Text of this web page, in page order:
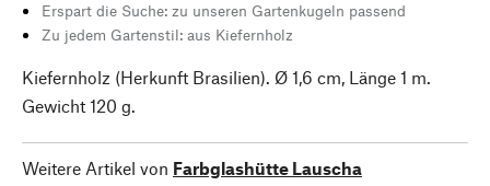
Erspart die Suche: zu unseren Gartenkugeln passend
Zu jedem Gartenstil: aus Kiefernholz
Kiefernholz (Herkunft Brasilien). Ø 1,6 cm, Länge 1 m.
Gewicht 120 g.
Weitere Artikel von Farbglashütte Lauscha